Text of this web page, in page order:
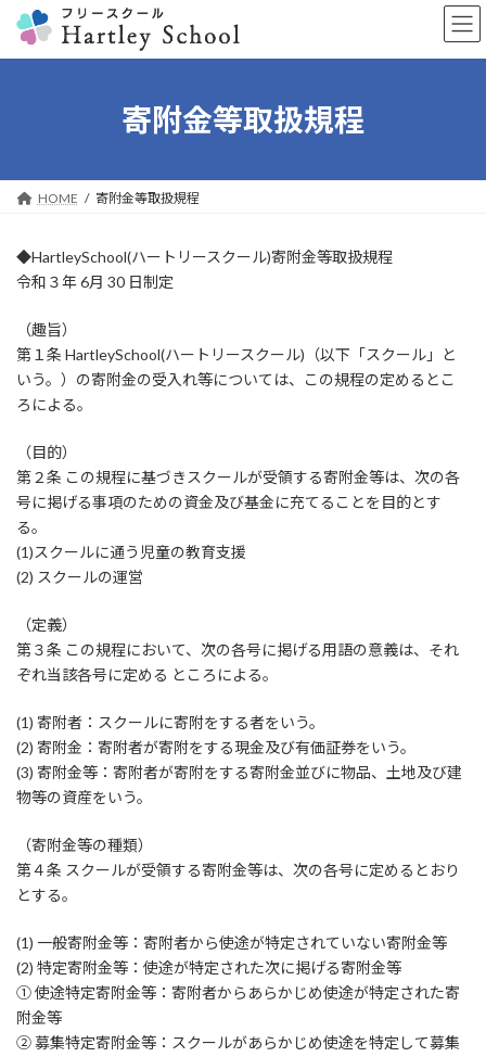
ッ
移
寄附金等取扱規程
HOME 寄附金等取扱規程
◆HartleySchool(ハートリースクール)寄附金等取扱規程
令和３年 6月 30 日制定
（趣旨）
第１条 HartleySchool(ハートリースクール)（以下「スクール」と
いう。）の寄附金の受入れ等については、この規程の定めるとこ
ろによる。
（目的）
第２条 この規程に基づきスクールが受領する寄附金等は、次の各
号に掲げる事項のための資金及び基金に充てることを目的とす
る。
(1)スクールに通う児童の教育支援
(2) スクールの運営
（定義）
第３条 この規程において、次の各号に掲げる用語の意義は、それ
ぞれ当該各号に定める ところによる。
(1) 寄附者：スクールに寄附をする者をいう。
(2) 寄附金：寄附者が寄附をする現金及び有価証券をいう。
(3) 寄附金等：寄附者が寄附をする寄附金並びに物品、土地及び建
物等の資産をいう。
（寄附金等の種類）
第４条 スクールが受領する寄附金等は、次の各号に定めるとおり
とする。
(1) 一般寄附金等：寄附者から使途が特定されていない寄附金等
(2) 特定寄附金等：使途が特定された次に掲げる寄附金等
① 使途特定寄附金等：寄附者からあらかじめ使途が特定された寄
附金等
② 募集特定寄附金等：スクールがあらかじめ使途を特定して募集